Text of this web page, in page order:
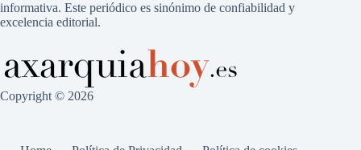
informativa. Este periódico es sinónimo de confiabilidad y
excelencia editorial.
Copyright © 2026